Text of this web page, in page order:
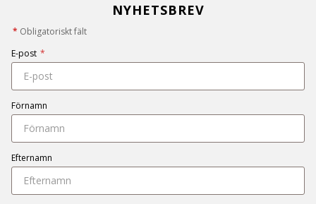
NYHETSBREV
* Obligatoriskt fält
E-post *
Förnamn
Efternamn